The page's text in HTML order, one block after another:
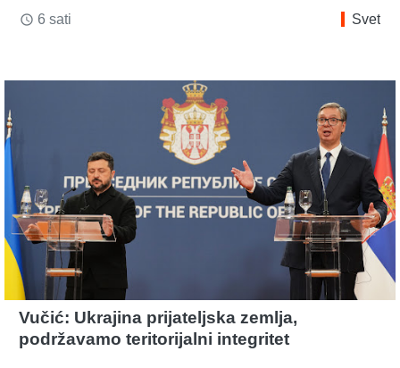
access_time 6 sati Svet
Vučić: Ukrajina prijateljska zemlja,
podržavamo teritorijalni integritet